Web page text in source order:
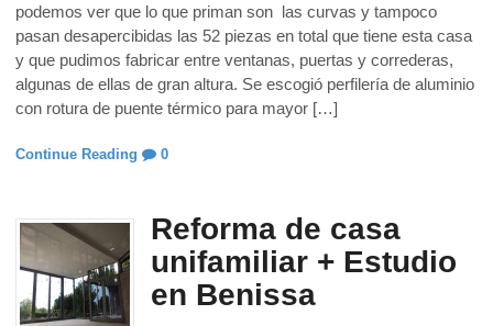
podemos ver que lo que priman son las curvas y tampoco
pasan desapercibidas las 52 piezas en total que tiene esta casa
y que pudimos fabricar entre ventanas, puertas y correderas,
algunas de ellas de gran altura. Se escogió perfilería de aluminio
con rotura de puente térmico para mayor […]
Continue Reading 0
Reforma de casa
unifamiliar + Estudio
en Benissa